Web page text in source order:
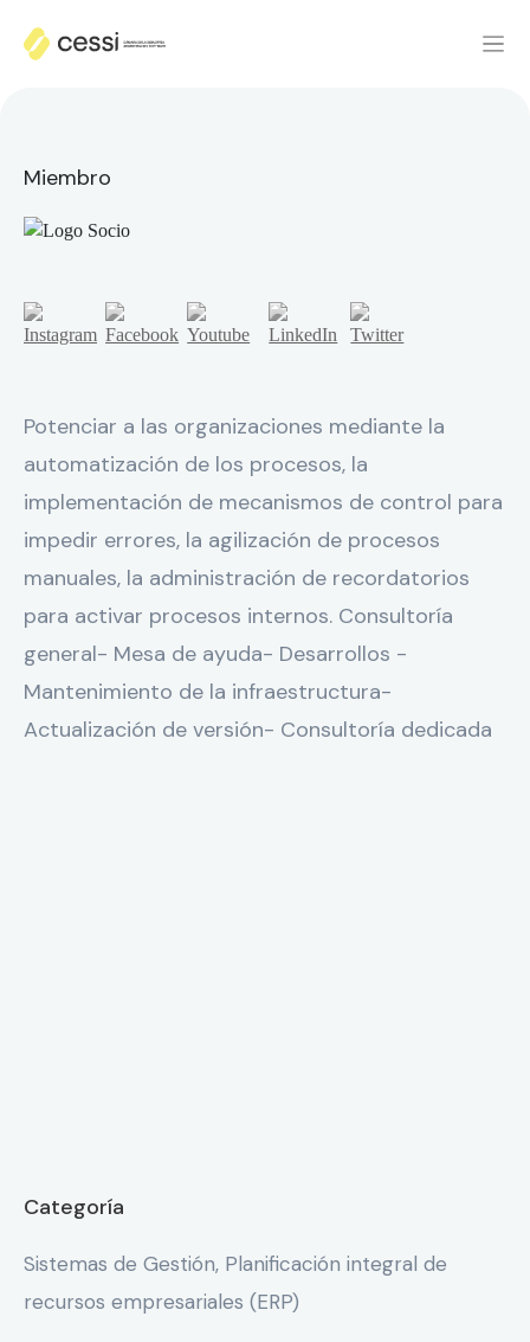
Miembro
Potenciar a las organizaciones mediante la
automatización de los procesos, la
implementación de mecanismos de control para
impedir errores, la agilización de procesos
manuales, la administración de recordatorios
para activar procesos internos. Consultoría
general- Mesa de ayuda- Desarrollos -
Mantenimiento de la infraestructura-
Actualización de versión- Consultoría dedicada
Categoría
Sistemas de Gestión, Planificación integral de
recursos empresariales (ERP)